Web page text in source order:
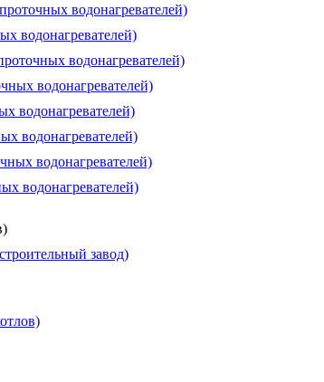
водонагревателей)
водонагревателей)
водонагревателей)
водонагревателей)
водонагревателей)
водонагревателей)
водонагревателей)
водонагревателей)
завод)